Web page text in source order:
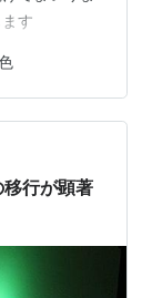
す
行が顕著